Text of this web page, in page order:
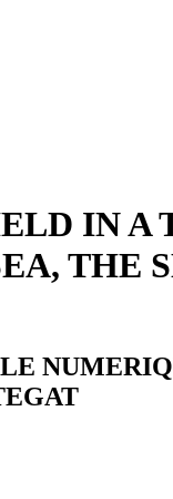
IN
THE